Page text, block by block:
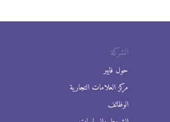
الشركة
حول فايبر
مركز العلامات التجارية
الوظائف